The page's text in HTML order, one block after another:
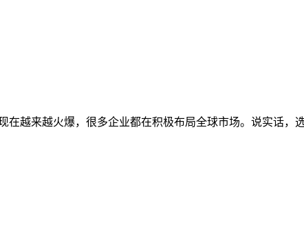
越来越火爆，很多企业都在积极布局全球市场。说实话，